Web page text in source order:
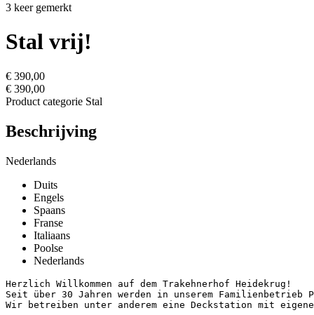
3 keer gemerkt
Stal vrij!
€ 390,00
€ 390,00
Product categorie Stal
Beschrijving
Nederlands
Duits
Engels
Spaans
Franse
Italiaans
Poolse
Nederlands
Herzlich Willkommen auf dem Trakehnerhof Heidekrug!
Seit über 30 Jahren werden in unserem Familienbetrieb
Wir betreiben unter anderem eine Deckstation mit